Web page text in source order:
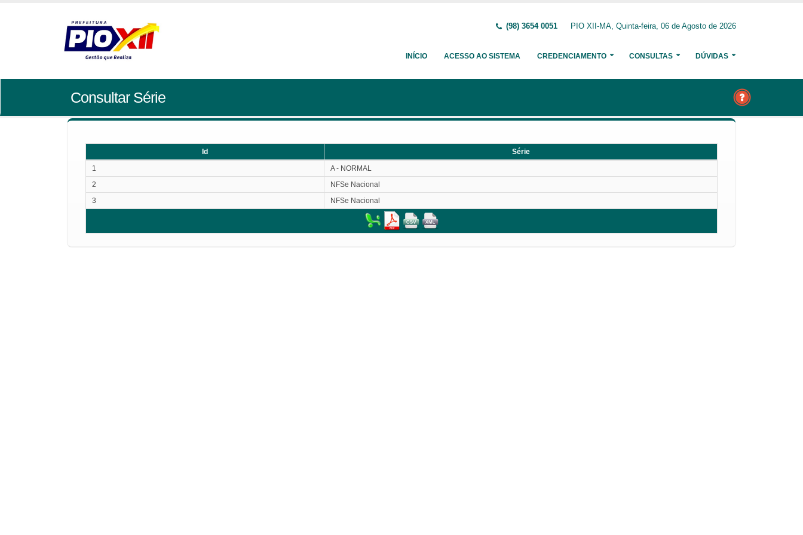
(98) 3654 0051 PIO XII-MA, Quinta-feira, 06 de Agosto de 2026
INÍCIO ACESSO AO SISTEMA CREDENCIAMENTO CONSULTAS DÚVIDAS
Consultar Série
Id
Série
1
A - NORMAL
2
NFSe Nacional
3
NFSe Nacional